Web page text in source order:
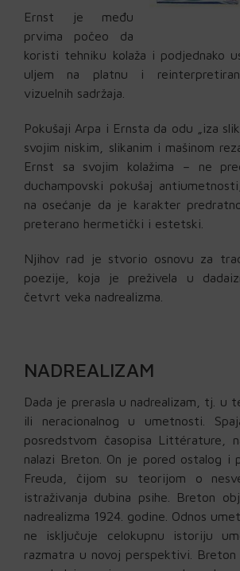
Ernst je među
prvima počeo da
koristi tehniku kolaža i podjednako
uljem na platnu i
vizuelnih sadržaja.
Pokušaji Arpa i Ernsta da odu „iza
svojim niskim, slikanim i mašinom
Ernst sa svojim kolažima – ne
duchampovski pokušaj
na osećanje da je karakter
preterano hermetički i estetski.
Njihov rad je stvorio osnovu za
poezije, koja je preživela u
četvrt veka nadrealizma.
NADREALIZAM
Dada je prerasla u nadrealizam, tj. u
ili neracionalnog u umetnosti.
posredstvom časopisa Littérature,
nalazi Breton. On je pored ostalog i
Freuda, čijom su teorijom o
istraživanja dubina psihe. Breton
nadrealizma 1924. godine. Odnos
ne isključuje celokupnu istoriju
razmatra u novoj perspektivi. Breton